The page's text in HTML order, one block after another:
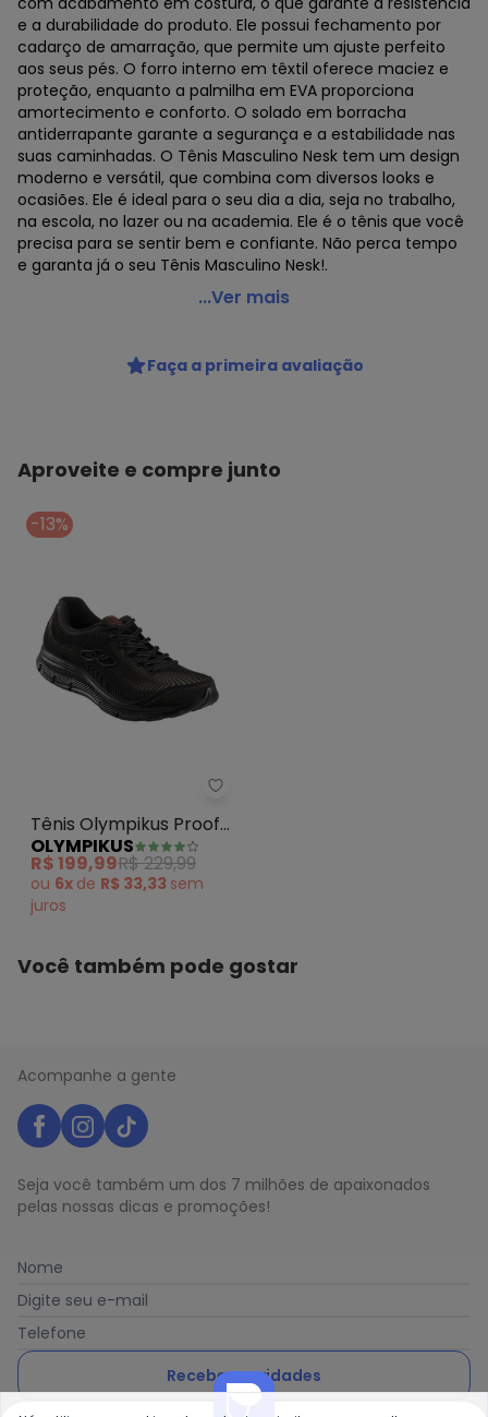
e a durabilidade do produto. Ele possui fechamento por
cadarço de amarração, que permite um ajuste perfeito
aos seus pés. O forro interno em têxtil oferece maciez e
proteção, enquanto a palmilha em EVA proporciona
amortecimento e conforto. O solado em borracha
antiderrapante garante a segurança e a estabilidade nas
suas caminhadas. O Tênis Masculino Nesk tem um design
moderno e versátil, que combina com diversos looks e
ocasiões. Ele é ideal para o seu dia a dia, seja no trabalho,
na escola, no lazer ou na academia. Ele é o tênis que você
precisa para se sentir bem e confiante. Não perca tempo
e garanta já o seu Tênis Masculino Nesk!.
Nesk - Tênis Masculino Casual Nesk - C5725 - Preto
MODELO : 1050725
REFERENCIA : C5725
ACABAMENTO : Colado/Costurado
GÊNERO : Male
GRUPO DE IDADE : Adult
MATERIAL DO SAPATO : Nobuck
...Ver mais
Faça a primeira avaliação
Aproveite e compre junto
-13%
Tênis Olympikus Proof 3 (Preto)
Tênis Olympikus Proof
3 (Preto)
OLYMPIKUS
R$ 199,99R$ 229,99
ou 6x de R$ 33,33 sem
juros
Você também pode gostar
Acompanhe a gente
Seja você também um dos 7 milhões de apaixonados
pelas nossas dicas e promoções!
Nome
Digite seu e-mail
Telefone
Receber novidades